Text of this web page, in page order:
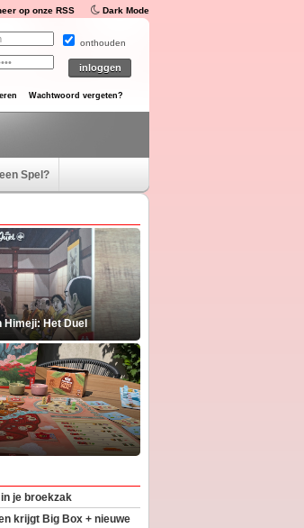
op onze RSS Dark Mode
onthouden
Wachtwoord vergeten?
Spel?
Himeji: Het Duel
je broekzak
krijgt Big Box + nieuwe